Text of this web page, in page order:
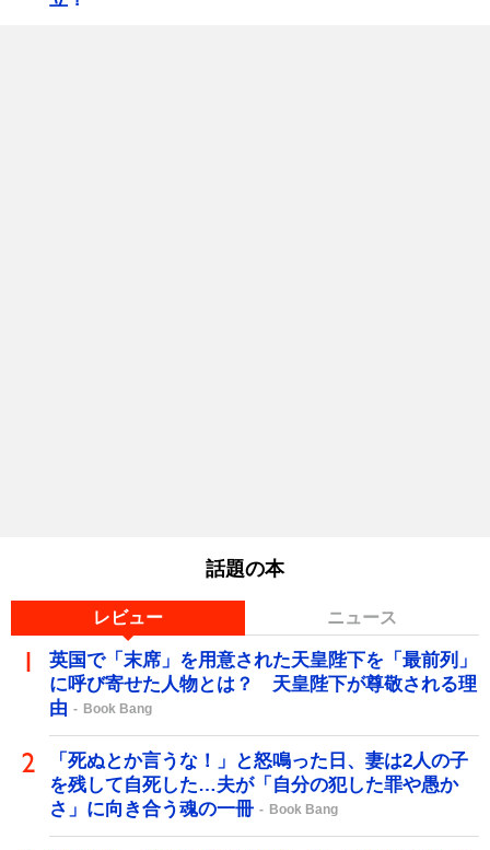
話題の本
レビュー ニュース
英国で「末席」を用意された天皇陛下を「最前列」
に呼び寄せた人物とは？ 天皇陛下が尊敬される理
由
Book Bang
「死ぬとか言うな！」と怒鳴った日、妻は2人の子
を残して自死した…夫が「自分の犯した罪や愚か
さ」に向き合う魂の一冊
Book Bang